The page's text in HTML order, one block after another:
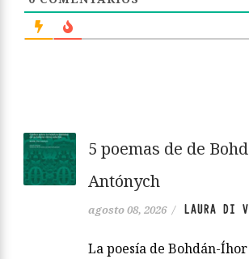
5 poemas de de
Antónych
agosto 08, 2026 / LAURA DI
La poesía de Bohdán-